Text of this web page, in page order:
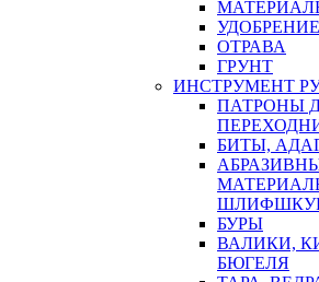
УДОБРЕНИЕ
ОТРАВА
ГРУНТ
ИНСТРУМЕНТ
ПАТРОНЫ
БИТЫ,
БУРЫ
ВАЛИКИ,
БЮГЕЛЯ